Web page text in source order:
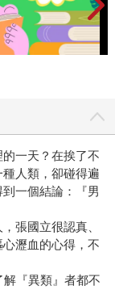
紅豆冰棒是常有
麵包屍骨無存。
冰淇淋，還故意
藝很好的張國立
道我要寫一篇有
腦筋超好、過目
人，拯救了三十
每星期天帶妳吃
和美食一樣，
最愛的是睡
排第幾？他還
一起做，總分更
一天？在挨了不
人類，卻碰得遍
一個結論：『男
張國立很認真、
瀝血的心得，不
『異類』者都不